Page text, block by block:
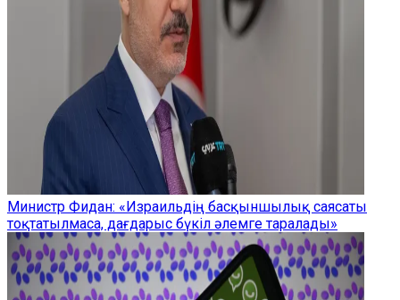
Министр Фидан: «Израильдің басқыншылық саясаты
тоқтатылмаса, дағдарыс бүкіл әлемге таралады»